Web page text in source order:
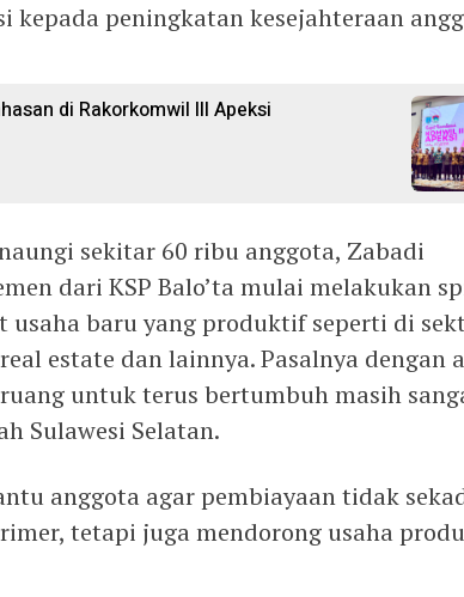
kepada peningkatan kesejahteraan
di Rakorkomwil III Apeksi
sekitar 60 ribu anggota, Zabadi
dari KSP Balo’ta mulai melakukan
usaha baru yang produktif seperti di
estate dan lainnya. Pasalnya dengan
untuk terus bertumbuh masih
Sulawesi Selatan.
anggota agar pembiayaan tidak
tetapi juga mendorong usaha